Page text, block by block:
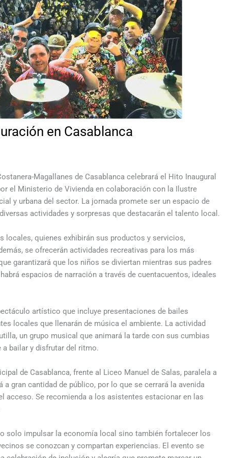
en Casablanca
Magallanes de Casablanca celebrará el Hito Inaugural
el Ministerio de Vivienda en colaboración con la Ilustre
y urbana del sector. La jornada promete ser un espacio de
actividades y sorpresas que destacarán el talento local.
locales, quienes exhibirán sus productos y servicios,
se ofrecerán actividades recreativas para los más
garantizará que los niños se diviertan mientras sus padres
espacios de narración a través de cuentacuentos, ideales
artístico que incluye presentaciones de bailes
locales que llenarán de música el ambiente. La actividad
un grupo musical que animará la tarde con sus cumbias
bailar y disfrutar del ritmo.
de Casablanca, frente al Liceo Manuel de Salas, paralela a
a gran cantidad de público, por lo que se cerrará la avenida
acceso. Se recomienda a los asistentes estacionar en las
solo impulsar la economía local sino también fortalecer los
se conozcan y compartan experiencias. El evento se